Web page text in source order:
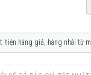
hàng giả, hàng nhái từ